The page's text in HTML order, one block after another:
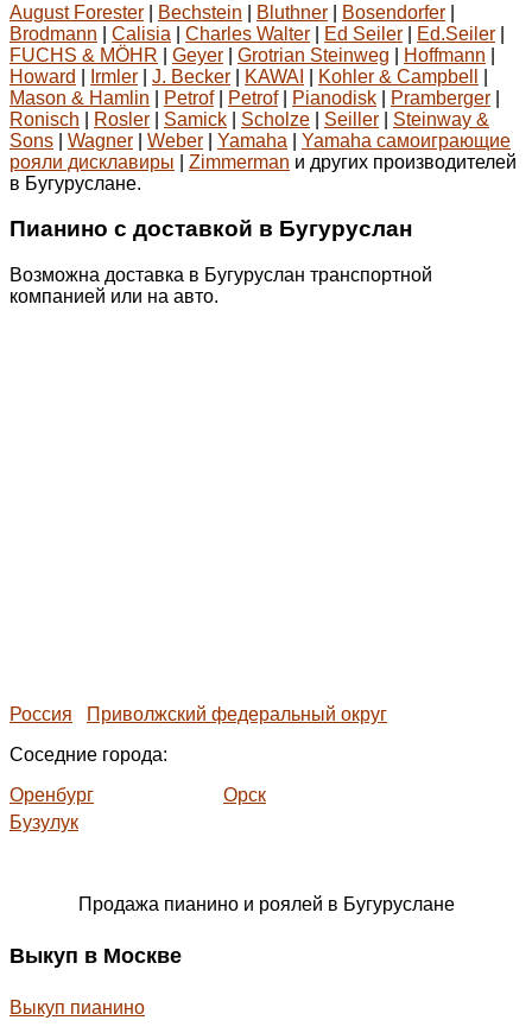
August Forester Bechstein Bluthner Bosendorfer
Brodmann
Calisia Charles Walter Ed Seiler Ed.Seiler
FUCHS & MÖHR
Geyer Grotrian Steinweg Hoffmann
Howard
Irmler J. Becker KAWAI Kohler & Campbell
Mason & Hamlin
Petrof| Petrof| Pianodisk Pramberger
Ronisch
Rosler Samick Scholze Seiller
Steinway &
Sons
Wagner Weber Yamaha
Yamaha самоиграющие
рояли дисклавиры
Zimmerman и других производителей
в Бугуруслане.
Пианино с доставкой в Бугуруслан
Возможна доставка в Бугуруслан транспортной
компанией или на авто.
Россия
Приволжский федеральный округ
Соседние города:
Оренбург
Орск
Бузулук
Продажа пианино и роялей в Бугуруслане
Выкуп в Москве
Выкуп пианино